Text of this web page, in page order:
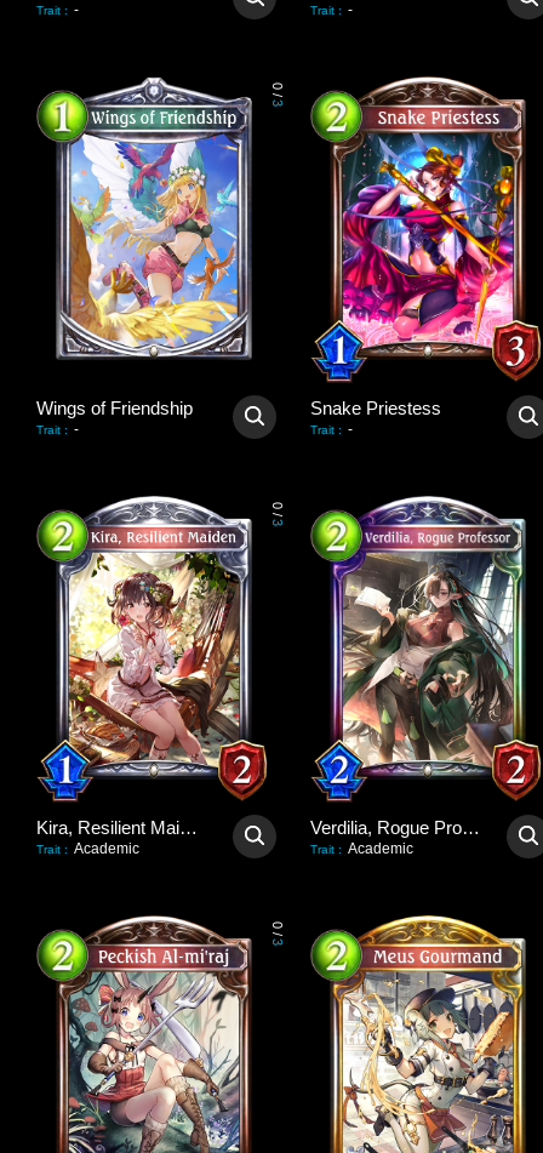
Trait : - Trait : -
0
/
3
Wings of Friendship
Trait : -
Snake Priestess
Trait : -
0
/
3
Kira, Resilient Maiden
Trait : Academic
Verdilia, Rogue Professor
Trait : Academic
0
/
3